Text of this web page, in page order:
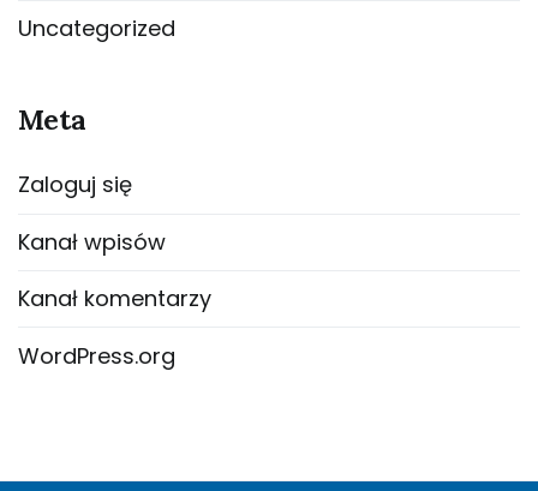
Uncategorized
Meta
Zaloguj się
Kanał wpisów
Kanał komentarzy
WordPress.org